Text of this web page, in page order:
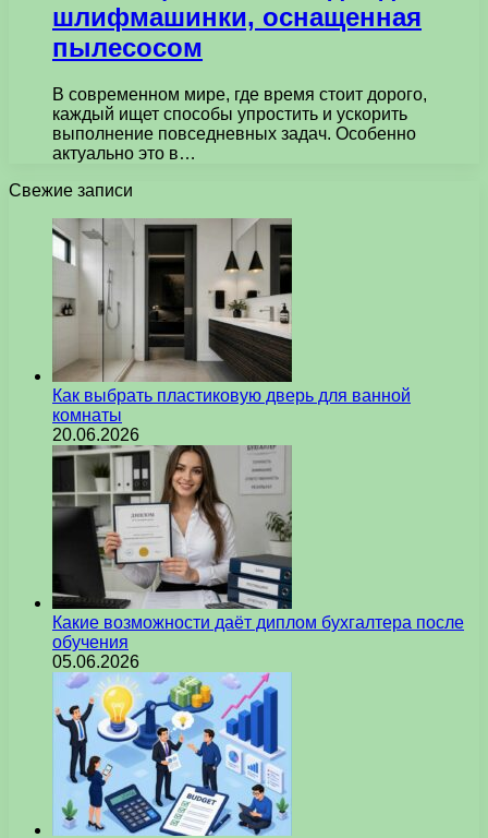
шлифмашинки, оснащенная
пылесосом
В современном мире, где время стоит дорого,
каждый ищет способы упростить и ускорить
выполнение повседневных задач. Особенно
актуально это в…
Свежие записи
Как выбрать пластиковую дверь для ванной
комнаты
20.06.2026
Какие возможности даёт диплом бухгалтера после
обучения
05.06.2026